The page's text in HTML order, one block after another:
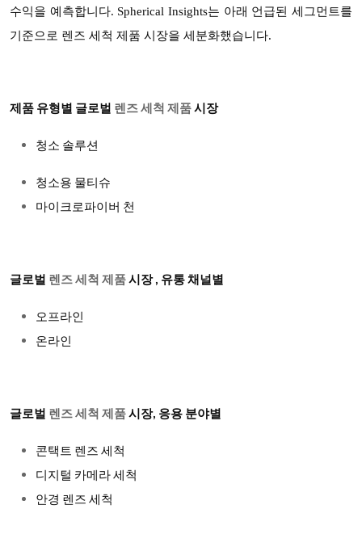
수익을 예측합니다. Spherical Insights는 아래 언급된 세그먼트를
기준으로 렌즈 세척 제품 시장을 세분화했습니다.
제품 유형별 글로벌 렌즈 세척 제품 시장
청소 솔루션
청소용 물티슈
마이크로파이버 천
글로벌 렌즈 세척 제품 시장 , 유통 채널별
오프라인
온라인
글로벌 렌즈 세척 제품 시장, 응용 분야별
콘택트 렌즈 세척
디지털 카메라 세척
안경 렌즈 세척